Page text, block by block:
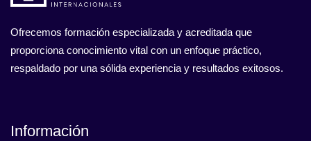
Ofrecemos formación especializada y acreditada que
proporciona conocimiento vital con un enfoque práctico,
respaldado por una sólida experiencia y resultados exitosos.
Información